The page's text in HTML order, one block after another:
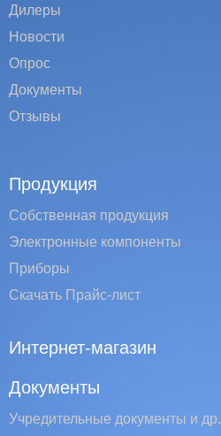
Дилеры
Новости
Опрос
Документы
Отзывы
Продукция
Собственная продукция
Электронные компоненты
Приборы
Скачать Прайс-лист
Интернет-магазин
Документы
Учредительные документы и др.